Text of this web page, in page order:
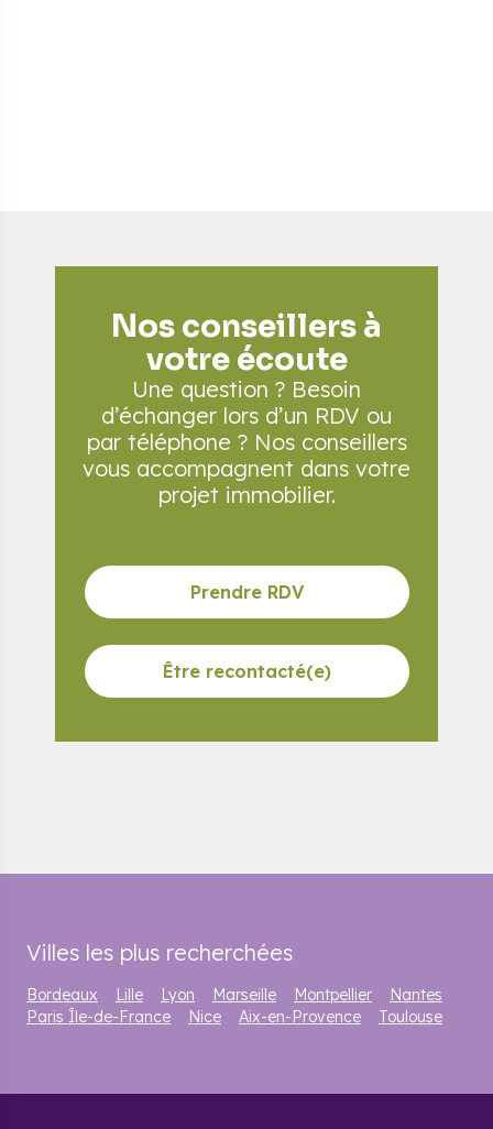
Nos conseillers à
votre écoute
Une question ? Besoin
d’échanger lors d’un RDV ou
par téléphone ? Nos conseillers
vous accompagnent dans votre
projet immobilier.
Prendre RDV
Être recontacté(e)
Villes les plus recherchées
Bordeaux Lille Lyon Marseille Montpellier
Nantes
Paris Île-de-France
Nice Aix-en-Provence Toulouse